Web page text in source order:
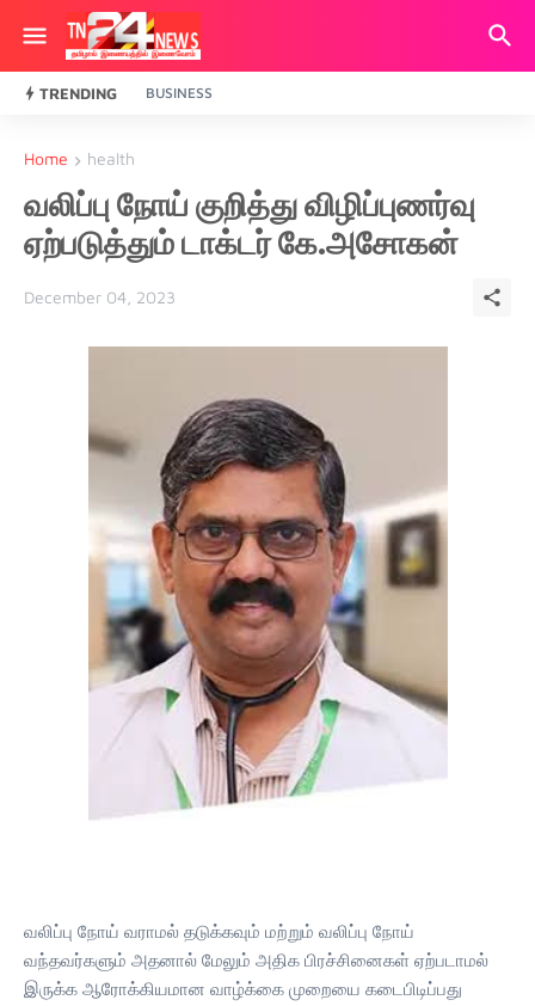
TRENDING BUSINESS
Home health
வலிப்பு நோய் குறித்து விழிப்புணர்வு
ஏற்படுத்தும் டாக்டர் கே.அசோகன்
December 04, 2023
வலிப்பு நோய் வராமல் தடுக்கவும் மற்றும் வலிப்பு நோய்
வந்தவர்களும் அதனால் மேலும் அதிக பிரச்சினைகள் ஏற்படாமல்
இருக்க ஆரோக்கியமான வாழ்க்கை முறையை கடைபிடிப்பது